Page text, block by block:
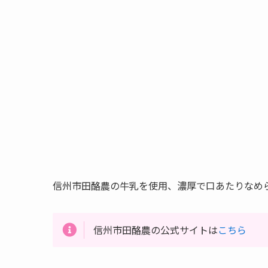
信州市田酪農の牛乳を使用、濃厚で口あたりなめ
信州市田酪農の公式サイトはこちら